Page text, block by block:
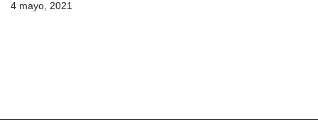
4 mayo, 2021